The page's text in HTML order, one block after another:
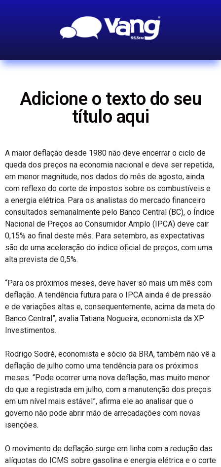
Adicione o texto do seu
título aqui
A maior deflação desde 1980 não deve encerrar o ciclo de
queda dos preços na economia nacional e deve ser repetida,
em menor magnitude, nos dados do mês de agosto, ainda
com reflexo do corte de impostos sobre os combustíveis e
a energia elétrica. Para os analistas do mercado financeiro
consultados semanalmente pelo Banco Central (BC), o Índice
Nacional de Preços ao Consumidor Amplo (IPCA) deve cair
0,15% ao final deste mês. Para setembro, as expectativas
são de uma aceleração do índice oficial de preços, com uma
alta prevista de 0,5%.
“Para os próximos meses, deve haver só mais um mês com
deflação. A tendência futura para o IPCA ainda é de pressão
e de variações altas e, consequentemente, acima da meta do
Banco Central”, avalia Tatiana Nogueira, economista da XP
Investimentos.
Rodrigo Sodré, economista e sócio da BRA, também não vê a
deflação de julho como uma tendência para os próximos
meses. “Pode ocorrer uma nova deflação, mas muito menor
do que a registrada em julho, com a manutenção dos preços
em um nível mais estável”, afirma ele ao analisar que o
governo não pode abrir mão de arrecadações com novas
isenções.
O movimento de deflação surge em linha com a redução das
alíquotas do ICMS sobre gasolina e energia elétrica e o corte